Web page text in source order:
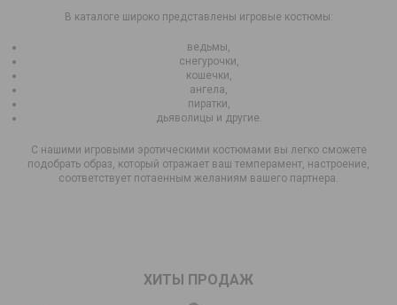
В каталоге широко представлены игровые костюмы:
ведьмы,
снегурочки,
кошечки,
ангела,
пиратки,
дьяволицы и другие.
С нашими игровыми эротическими костюмами вы легко сможете
подобрать образ, который отражает ваш темперамент, настроение,
соответствует потаенным желаниям вашего партнера.
ХИТЫ ПРОДАЖ